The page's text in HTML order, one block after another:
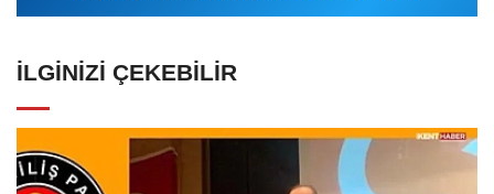
İLGINIZI ÇEKEBILIR